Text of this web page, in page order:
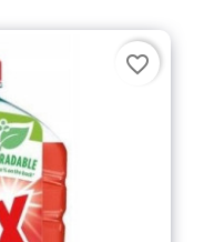
favorite_border